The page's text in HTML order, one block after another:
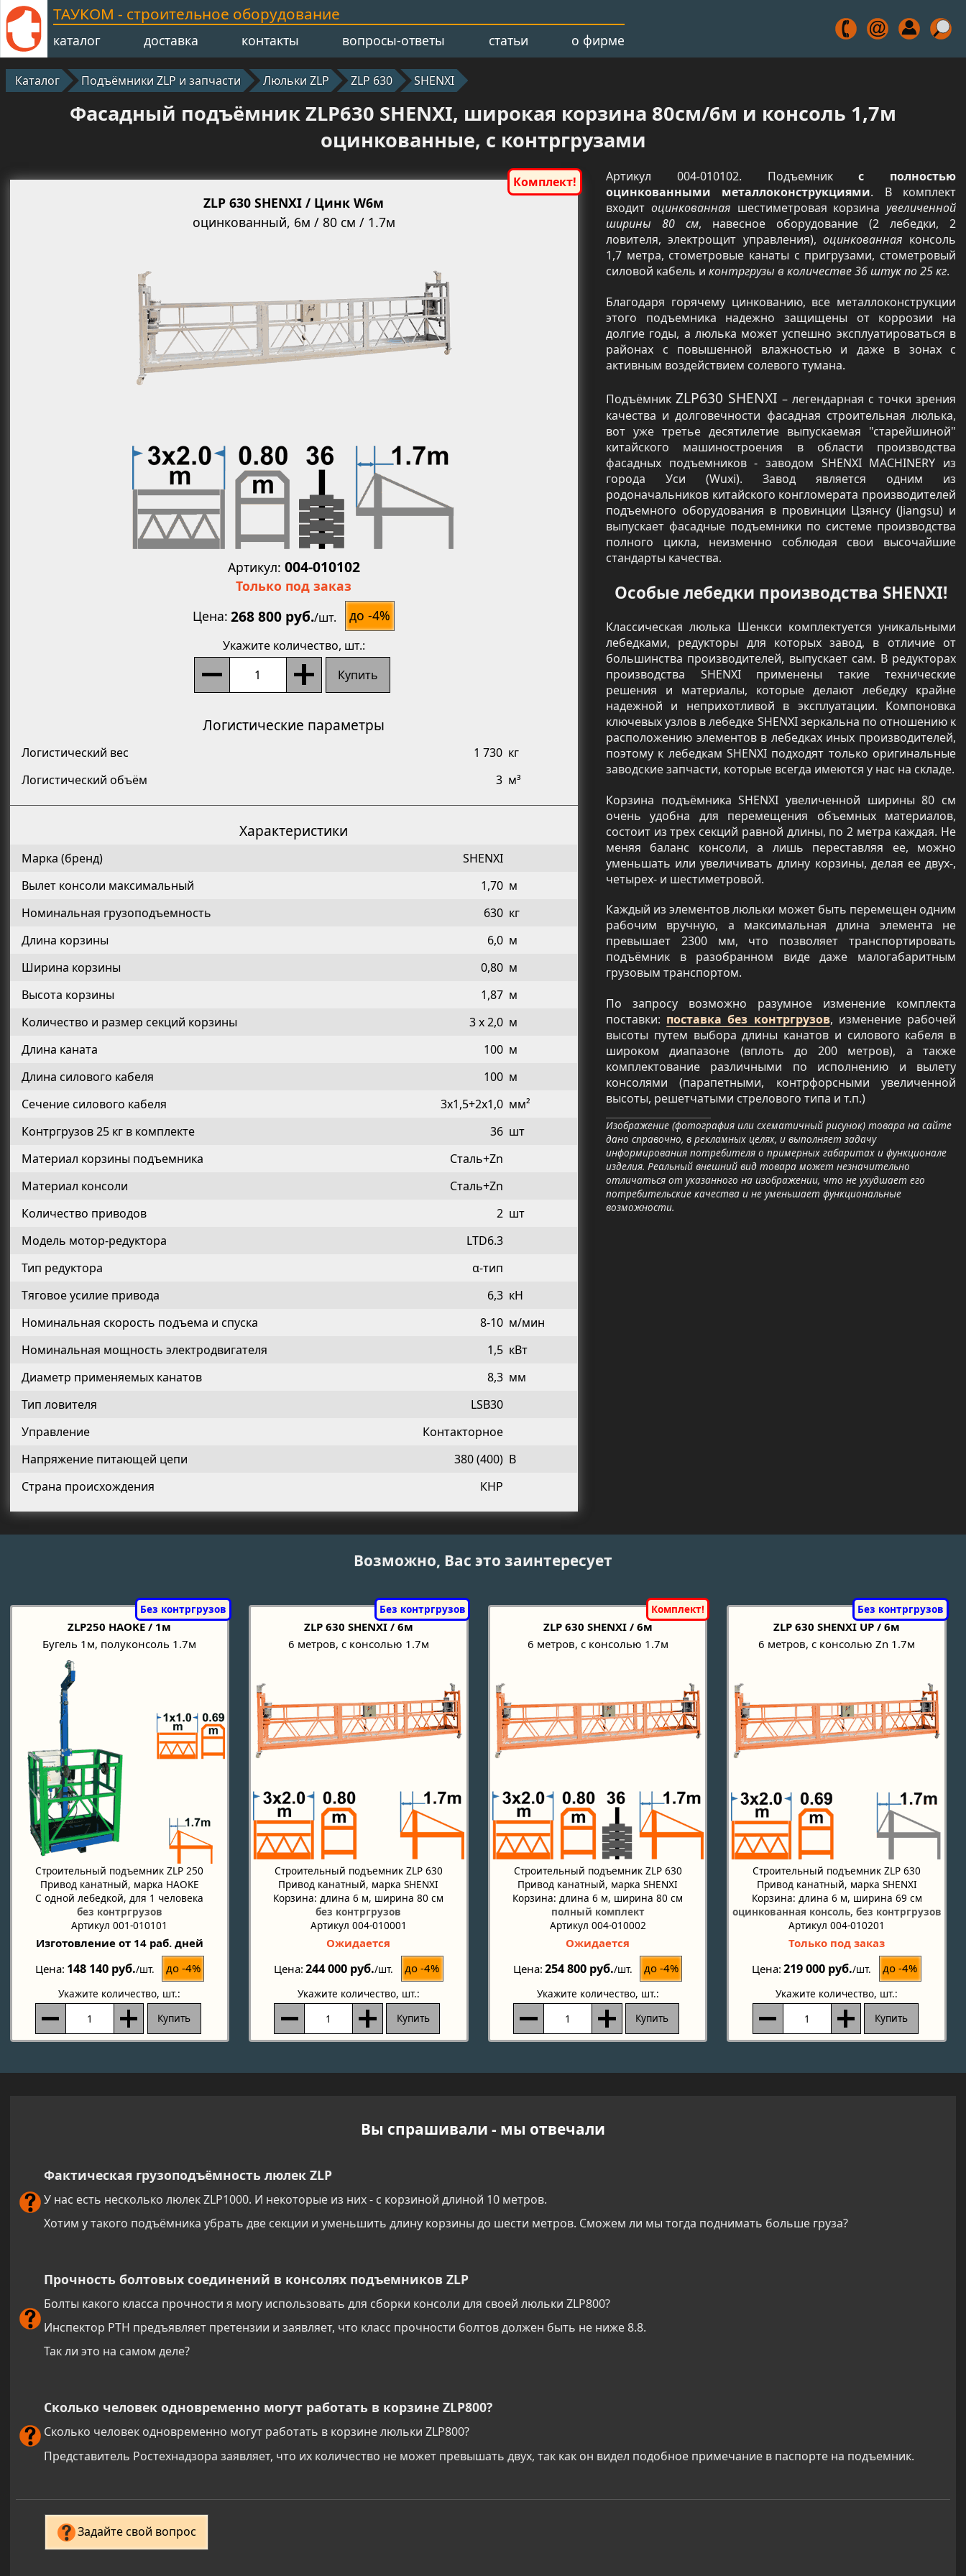
ТАУКОМ - строительное оборудование
каталог доставка контакты вопросы-ответы статьи о фирме
Каталог Подъёмники ZLP и запчасти Люльки ZLP ZLP 630 SHENXI
Фасадный подъёмник ZLP630 SHENXI, широкая корзина 80см/6м и консоль 1,7м
оцинкованные, с контргрузами
ZLP 630 SHENXI / Цинк W6м
оцинкованный, 6м / 80 см / 1.7м
Увеличить
Артикул: 004-010102
Только под заказ
Цена 268 800 руб./шт. до -4%
Укажите количество, шт.:
Купить
Логистические параметры
Логистический вес 1 730 кг
Логистический объём
3 м³
Характеристики
Марка (бренд)
SHENXI
Вылет консоли максимальный
1,70 м
Номинальная грузоподъемность
630 кг
Длина корзины
6,0 м
Ширина корзины
0,80 м
Высота корзины
1,87 м
Количество и размер секций корзины
3 x 2,0 м
Длина каната
100 м
Длина силового кабеля
100 м
Сечение силового кабеля
3x1,5+2x1,0 мм²
Контргрузов 25 кг в комплекте
36 шт
Материал корзины подъемника
Сталь+Zn
Материал консоли
Сталь+Zn
Количество приводов
2 шт
Модель мотор-редуктора
LTD6.3
Тип редуктора
α-тип
Тяговое усилие привода
6,3 кН
Номинальная скорость подъема и спуска
8-10 м/мин
Номинальная мощность электродвигателя
1,5 кВт
Диаметр применяемых канатов
8,3 мм
Тип ловителя
LSB30
Управление
Контакторное
Напряжение питающей цепи
380 (400) В
Страна происхождения
КНР
Артикул 004-010102. Подъемникс полностью
оцинкованными металлоконструкциями. В комплект
входит оцинкованная шестиметровая корзина увеличенной
ширины 80 см, навесное оборудование (2 лебедки, 2
ловителя, электрощит управления), оцинкованная консоль
1,7 метра, стометровые канаты с пригрузами, стометровый
силовой кабель иконтргрузы в количестве 36 штук по 25 кг.
Благодаря горячему цинкованию, все металлоконструкции
этого подъемника надежно защищены от коррозии на
долгие годы, а люлька может успешно эксплуатироваться в
районах с повышенной влажностью и даже в зонах с
активным воздействием солевого тумана.
ПодъёмникZLP630 SHENXI – легендарная с точки зрения
качества и долговечности фасадная строительная люлька,
вот уже третье десятилетие выпускаемая "старейшиной"
китайского машиностроения в области производства
фасадных подъемников - заводом SHENXI MACHINERY из
города Уси (Wuxi). Завод является одним из
родоначальников китайского конгломерата производителей
подъемного оборудования в провинции Цзянсу (Jiangsu) и
выпускает фасадные подъемники по системе производства
полного цикла, неизменно соблюдая свои высочайшие
стандарты качества.
Особые лебедки производства SHENXI!
Классическая люлька Шенкси комплектуется уникальными
лебедками, редукторы для которых завод, в отличие от
большинства производителей, выпускает сам. В редукторах
производства SHENXI применены такие технические
решения и материалы, которые делают лебедку крайне
надежной и неприхотливой в эксплуатации. Компоновка
ключевых узлов в лебедке SHENXI зеркальна по отношению к
расположению элементов в лебедках иных производителей,
поэтому к лебедкам SHENXI подходят только оригинальные
заводские запчасти, которые всегда имеются у нас на складе.
Корзина подъёмника SHENXI увеличенной ширины 80 см
очень удобна для перемещения объемных материалов,
состоит из трех секций равной длины, по 2 метра каждая. Не
меняя баланс консоли, а лишь переставляя ее, можно
уменьшать или увеличивать длину корзины, делая ее двух-,
четырех- и шестиметровой.
Каждый из элементов люльки может быть перемещен одним
рабочим вручную, а максимальная длина элемента не
превышает 2300 мм, что позволяет транспортировать
подъёмник в разобранном виде даже малогабаритным
грузовым транспортом.
По запросу возможно разумное изменение комплекта
поставки: поставка без контргрузов, изменение рабочей
высоты путем выбора длины канатов и силового кабеля в
широком диапазоне (вплоть до 200 метров), а также
комплектование различными по исполнению и вылету
консолями (парапетными, контрфорсными увеличенной
высоты, решетчатыми стрелового типа и т.п.)
Изображение (фотография или схематичный рисунок) товара на сайте
дано справочно, в рекламных целях, и выполняет задачу
информирования потребителя о примерных габаритах и функционале
изделия. Реальный внешний вид товара может незначительно
отличаться от указанного на изображении, что не ухудшает его
потребительские качества и не уменьшает функциональные
возможности.
Возможно, Вас это заинтересует
ZLP250 HAOKE / 1м
Бугель 1м, полуконсоль 1.7м
Строительный подъемник ZLP 250
Привод канатный, марка HAOKE
С одной лебедкой, для 1 человека
без контргрузов
Артикул 001-010101
Изготовление от 14 раб. дней
Цена 148 140 руб./шт. до -4%
Укажите количество, шт.:
Купить
ZLP 630 SHENXI / 6м
6 метров, с консолью 1.7м
Строительный подъемник ZLP 630
Привод канатный, марка SHENXI
Корзина: длина 6 м, ширина 80 см
без контргрузов
Артикул 004-010001
Ожидается
Цена 244 000 руб./шт. до -4%
Укажите количество, шт.:
Купить
ZLP 630 SHENXI / 6м
6 метров, с консолью 1.7м
Строительный подъемник ZLP 630
Привод канатный, марка SHENXI
Корзина: длина 6 м, ширина 80 см
полный комплект
Артикул 004-010002
Ожидается
Цена 254 800 руб./шт. до -4%
Укажите количество, шт.:
Купить
ZLP 630 SHENXI UP / 6м
6 метров, с консолью Zn 1.7м
Строительный подъемник ZLP 630
Привод канатный, марка SHENXI
Корзина: длина 6 м, ширина 69 см
оцинкованная консоль, без контргрузов
Артикул 004-010201
Только под заказ
Цена 219 000 руб./шт. до -4%
Укажите количество, шт.:
Купить
Вы спрашивали - мы отвечали
Фактическая грузоподъёмность люлек ZLP
У нас есть несколько люлек ZLP1000. И некоторые из них - с корзиной длиной 10 метров.
Хотим у такого подъёмника убрать две секции и уменьшить длину корзины до шести метров. Сможем ли мы тогда поднимать больше груза?
Прочность болтовых соединений в консолях подъемников ZLP
Болты какого класса прочности я могу использовать для сборки консоли для своей люльки ZLP800?
Инспектор РТН предъявляет претензии и заявляет, что класс прочности болтов должен быть не ниже 8.8.
Так ли это на самом деле?
Сколько человек одновременно могут работать в корзине ZLP800?
Сколько человек одновременно могут работать в корзине люльки ZLP800?
Представитель Ростехнадзора заявляет, что их количество не может превышать двух, так как он видел подобное примечание в паспорте на подъемник.
Задайте свой вопрос